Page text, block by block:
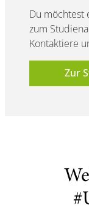
Du möchtest
zum
Kontaktiere
Zur